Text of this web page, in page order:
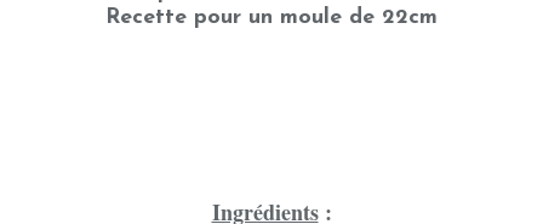
Recette pour un moule de 22cm
Ingrédients: